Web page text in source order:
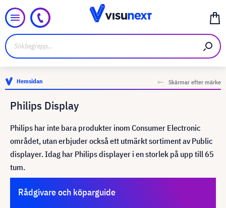
Hemsidan Skärmar efter märke
Philips Display
Philips har inte bara produkter inom Consumer Electronic
området, utan erbjuder också ett utmärkt sortiment av Public
displayer. Idag har Philips displayer i en storlek på upp till 65
tum.
Rådgivare och köparguide